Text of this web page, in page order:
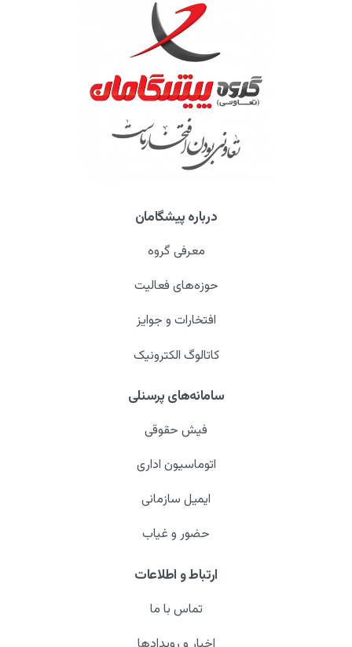
درباره پیشگامان
معرفی گروه
حوزه‌های فعالیت
افتخارات و جوایز
کاتالوگ الکترونیک
سامانه‌های پرسنلی
فیش حقوقی
اتوماسیون اداری
ایمیل سازمانی
حضور و غیاب
ارتباط و اطلاعات
تماس با ما